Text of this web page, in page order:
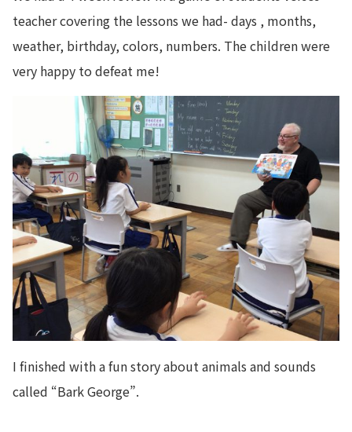
teacher covering the lessons we had- days , months,
weather, birthday, colors, numbers. The children were
very happy to defeat me!
I finished with a fun story about animals and sounds
called “Bark George”.